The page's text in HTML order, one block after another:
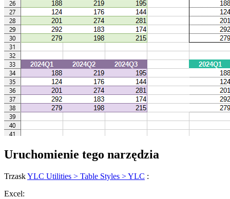
Uruchomienie tego narzędzia
TrzaskYLC Utilities > Table Styles > YLC :
Excel: